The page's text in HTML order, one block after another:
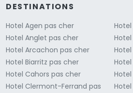
DESTINATIONS
Hotel Agen pas cher
Hotel Anglet pas cher
Hotel Arcachon pas cher
Hotel Biarritz pas cher
Hotel Cahors pas cher
Hotel Clermont-Ferrand pas